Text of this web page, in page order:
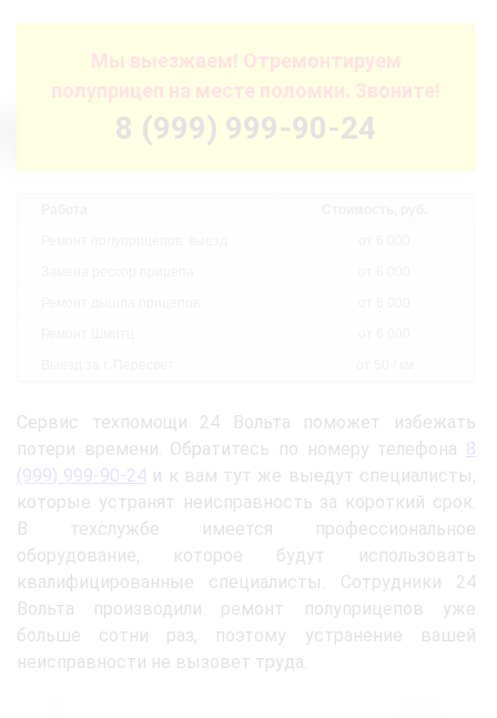
Мы выезжаем! Отремонтируем
полуприцеп на месте поломки. Звоните!
8 (999) 999-90-24
Сервис техпомощи 24 Вольта поможет избежать
потери времени. Обратитесь по номеру телефона 8
(999) 999-90-24 и к вам тут же выедут специалисты,
которые устранят неисправность за короткий срок.
В техслужбе имеется профессиональное
оборудование, которое будут использовать
квалифицированные специалисты. Сотрудники 24
Вольта производили ремонт полуприцепов уже
больше сотни раз, поэтому устранение вашей
неисправности не вызовет труда.